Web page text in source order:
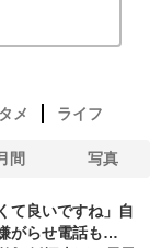
メ ライフ
間 写真
て良いですね」自
がらせ電話も…